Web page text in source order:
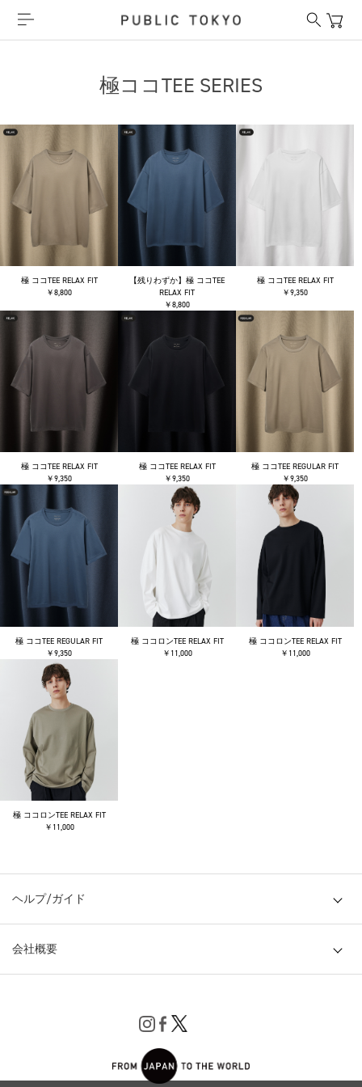
極ココTEE SERIES
極 ココTEE RELAX FIT
￥8,800
【残りわずか】極 ココTEE
RELAX FIT
￥8,800
極 ココTEE RELAX FIT
￥9,350
極 ココTEE RELAX FIT
￥9,350
極 ココTEE RELAX FIT
￥9,350
極 ココTEE REGULAR FIT
￥9,350
極 ココTEE REGULAR FIT
￥9,350
極 ココロンTEE RELAX FIT
￥11,000
極 ココロンTEE RELAX FIT
￥11,000
極 ココロンTEE RELAX FIT
￥11,000
ヘルプ/ガイド
会社概要